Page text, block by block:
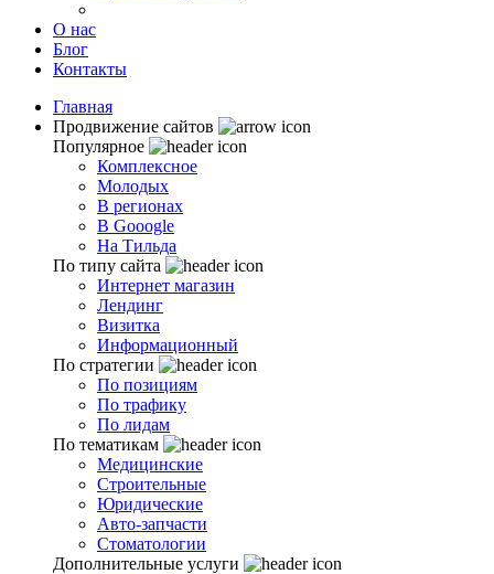
О нас
Блог
Контакты
Главная
Продвижение сайтов
Популярное
Комплексное
Молодых
В регионах
В Gooogle
На Тильда
По типу сайта
Интернет магазин
Лендинг
Визитка
Информационный
По стратегии
По позициям
По трафику
По лидам
По тематикам
Медицинские
Строительные
Юридические
Авто-запчасти
Стоматологии
Дополнительные услуги